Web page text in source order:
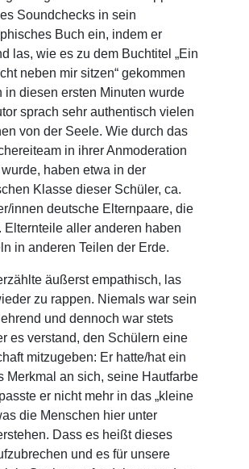
Soundchecks in sein
Buch ein, indem er
las, wie es zu dem Buchtitel „Ein
neben mir sitzen“ gekommen
in diesen ersten Minuten wurde
sprach sehr authentisch vielen
von der Seele. Wie durch das
in ihrer Anmoderation
haben etwa in der
Klasse dieser Schüler, ca.
innen deutsche Elternpaare, die
Elternteile aller anderen haben
in anderen Teilen der Erde.
äußerst empathisch, las
zu rappen. Niemals war sein
und dennoch war stets
es verstand, den Schülern eine
mitzugeben: Er hatte/hat ein
Merkmal an sich, seine Hautfarbe
er nicht mehr in das „kleine
die Menschen hier unter
Dass es heißt dieses
und es für unsere